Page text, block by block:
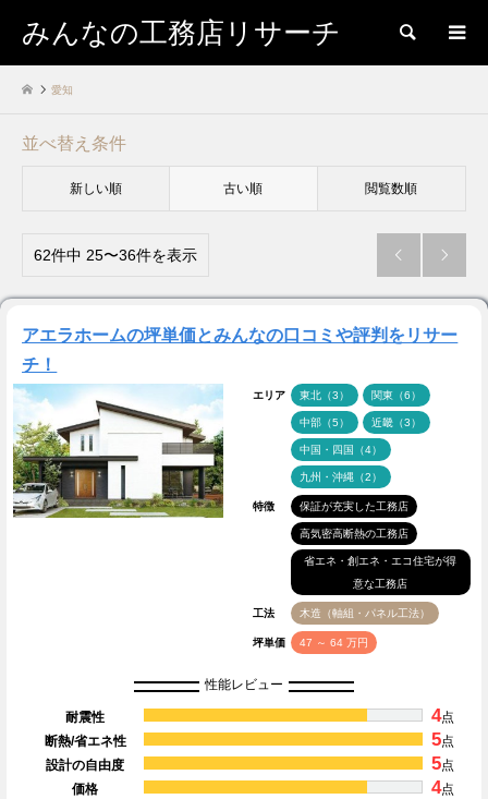
みんなの工務店リサーチ 検索
愛知
並べ替え条件
新しい順 古い順 閲覧数順
62件中 25〜36件を表示  
アエラホームの坪単価とみんなの口コミや評判をリサー
チ！
エリア 東北（3） 関東（6）
中部（5） 近畿（3）
中国・四国（4）
九州・沖縄（2）
特徴 保証が充実した工務店
高気密高断熱の工務店
省エネ・創エネ・エコ住宅が得
意な工務店
工法 木造（軸組・パネル工法）
坪単価 47 ～ 64 万円
性能レビュー
耐震性 4点
断熱/省エネ性
5点
設計の自由度
5点
価格
4点